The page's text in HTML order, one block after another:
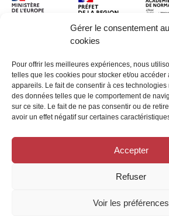
Gérer le consentement
cookies
Pour offrir les meilleures expériences, nous
telles que les cookies pour stocker et/ou accéder
appareils. Le fait de consentir à ces
des données telles que le comportement de
sur ce site. Le fait de ne pas consentir ou de
avoir un effet négatif sur certaines
Accepter
Refuser
Voir les préférences